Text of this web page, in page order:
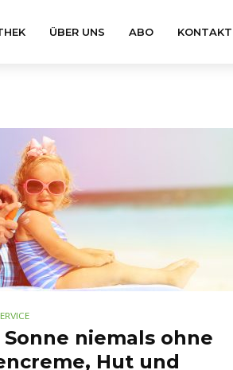
ÜBER UNS ABO KONTAKT
Sonne niemals ohne
Hut und